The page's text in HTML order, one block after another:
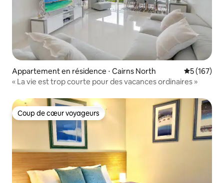
Appartement en résidence ⋅ Cairns North Évaluation
5 (167)
« La vie est trop courte pour des vacances ordinaires »
Coup de cœur voyageurs
Coup de cœur voyageurs